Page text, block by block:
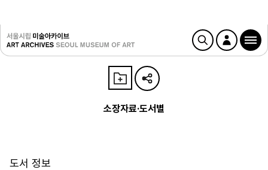
소장자료·도서별
도서 정보